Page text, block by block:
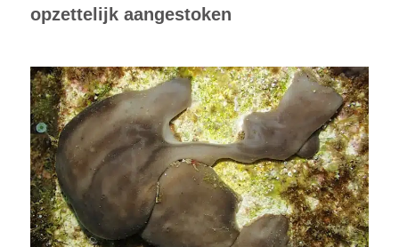
opzettelijk aangestoken